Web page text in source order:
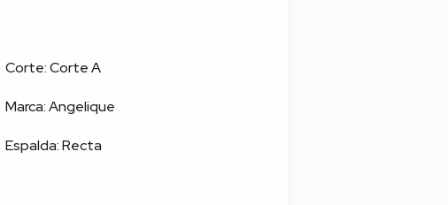
Corte: Corte A
Marca: Angelique
Espalda: Recta